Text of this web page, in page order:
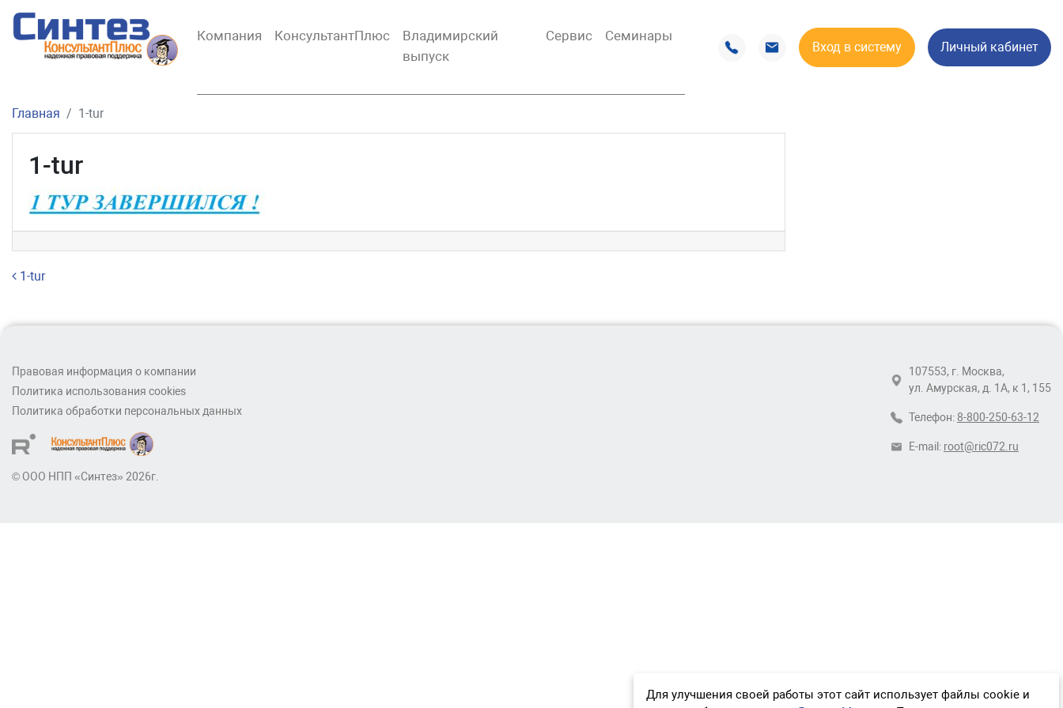
Компания КонсультантПлюс
Владимирский
выпуск
Сервис Семинары
Вход в систему Личный кабинет
Главная 1-tur
1-tur
Навигация по записям
1-tur
Правовая информация о компании
Политика использования cookies
Политика обработки персональных данных
© ООО НПП «Синтез» 2026г.
107553, г. Москва,
ул. Амурская, д. 1А, к 1, 155
Телефон: 8-800-250-63-12
E-mail: root@ric072.ru
Для улучшения своей работы этот сайт использует файлы cookie и